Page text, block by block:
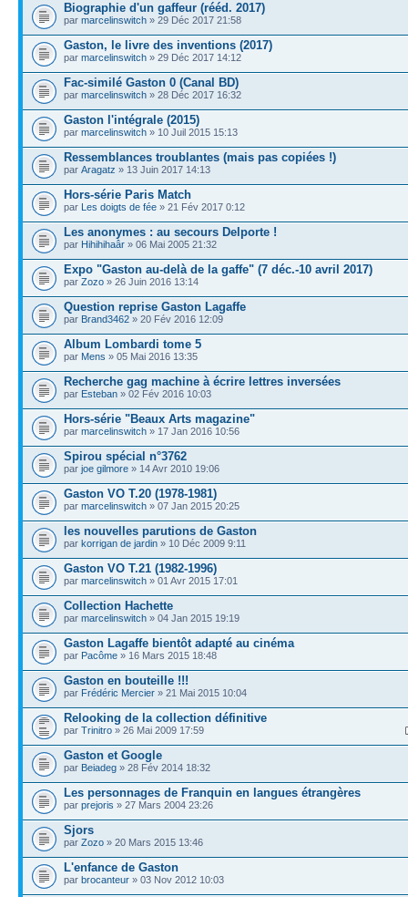
Biographie d'un gaffeur (rééd. 2017)
par marcelinswitch » 29 Déc 2017 21:58
Gaston, le livre des inventions (2017)
par marcelinswitch » 29 Déc 2017 14:12
Fac-similé Gaston 0 (Canal BD)
par marcelinswitch » 28 Déc 2017 16:32
Gaston l'intégrale (2015)
par marcelinswitch » 10 Juil 2015 15:13
Ressemblances troublantes (mais pas copiées !)
par Aragatz » 13 Juin 2017 14:13
Hors-série Paris Match
par Les doigts de fée » 21 Fév 2017 0:12
Les anonymes : au secours Delporte !
par Hihihihaâr » 06 Mai 2005 21:32
Expo "Gaston au-delà de la gaffe" (7 déc.-10 avril 2017)
par Zozo » 26 Juin 2016 13:14
Question reprise Gaston Lagaffe
par Brand3462 » 20 Fév 2016 12:09
Album Lombardi tome 5
par Mens » 05 Mai 2016 13:35
Recherche gag machine à écrire lettres inversées
par Esteban » 02 Fév 2016 10:03
Hors-série "Beaux Arts magazine"
par marcelinswitch » 17 Jan 2016 10:56
Spirou spécial n°3762
par joe gilmore » 14 Avr 2010 19:06
Gaston VO T.20 (1978-1981)
par marcelinswitch » 07 Jan 2015 20:25
les nouvelles parutions de Gaston
par korrigan de jardin » 10 Déc 2009 9:11
Gaston VO T.21 (1982-1996)
par marcelinswitch » 01 Avr 2015 17:01
Collection Hachette
par marcelinswitch » 04 Jan 2015 19:19
Gaston Lagaffe bientôt adapté au cinéma
par Pacôme » 16 Mars 2015 18:48
Gaston en bouteille !!!
par Frédéric Mercier » 21 Mai 2015 10:04
Relooking de la collection définitive
par Trinitro » 26 Mai 2009 17:59
Gaston et Google
par Beiadeg » 28 Fév 2014 18:32
Les personnages de Franquin en langues étrangères
par prejoris » 27 Mars 2004 23:26
Sjors
par Zozo » 20 Mars 2015 13:46
L'enfance de Gaston
par brocanteur » 03 Nov 2012 10:03